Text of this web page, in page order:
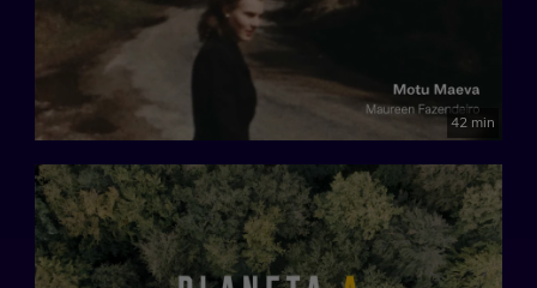
42 min